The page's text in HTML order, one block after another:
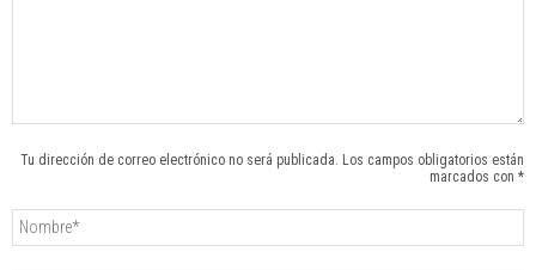
Tu dirección de correo electrónico no será publicada. Los campos obligatorios están
marcados con *